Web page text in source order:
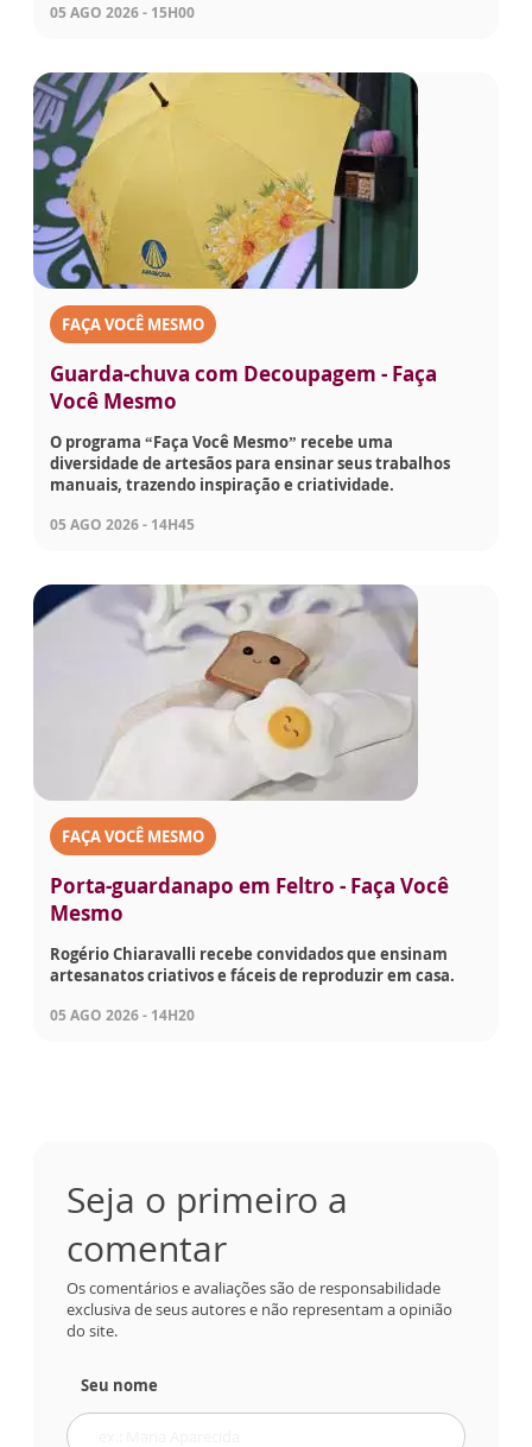
05 AGO 2026 - 15H00
FAÇA VOCÊ MESMO
Guarda-chuva com Decoupagem - Faça
Você Mesmo
O programa “Faça Você Mesmo” recebe uma
diversidade de artesãos para ensinar seus trabalhos
manuais, trazendo inspiração e criatividade.
05 AGO 2026 - 14H45
FAÇA VOCÊ MESMO
Porta-guardanapo em Feltro - Faça Você
Mesmo
Rogério Chiaravalli recebe convidados que ensinam
artesanatos criativos e fáceis de reproduzir em casa.
05 AGO 2026 - 14H20
Seja o primeiro a
comentar
Os comentários e avaliações são de responsabilidade
exclusiva de seus autores e não representam a opinião
do site.
Seu nome